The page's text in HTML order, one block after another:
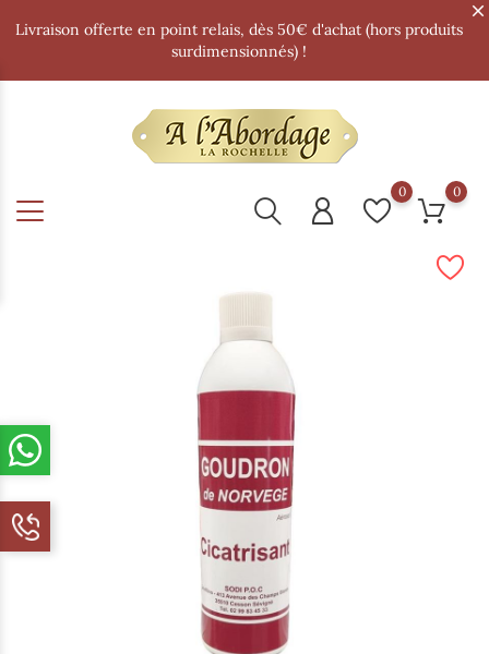
Livraison offerte en point relais, dès 50€ d'achat (hors produits
surdimensionnés) !
0 0